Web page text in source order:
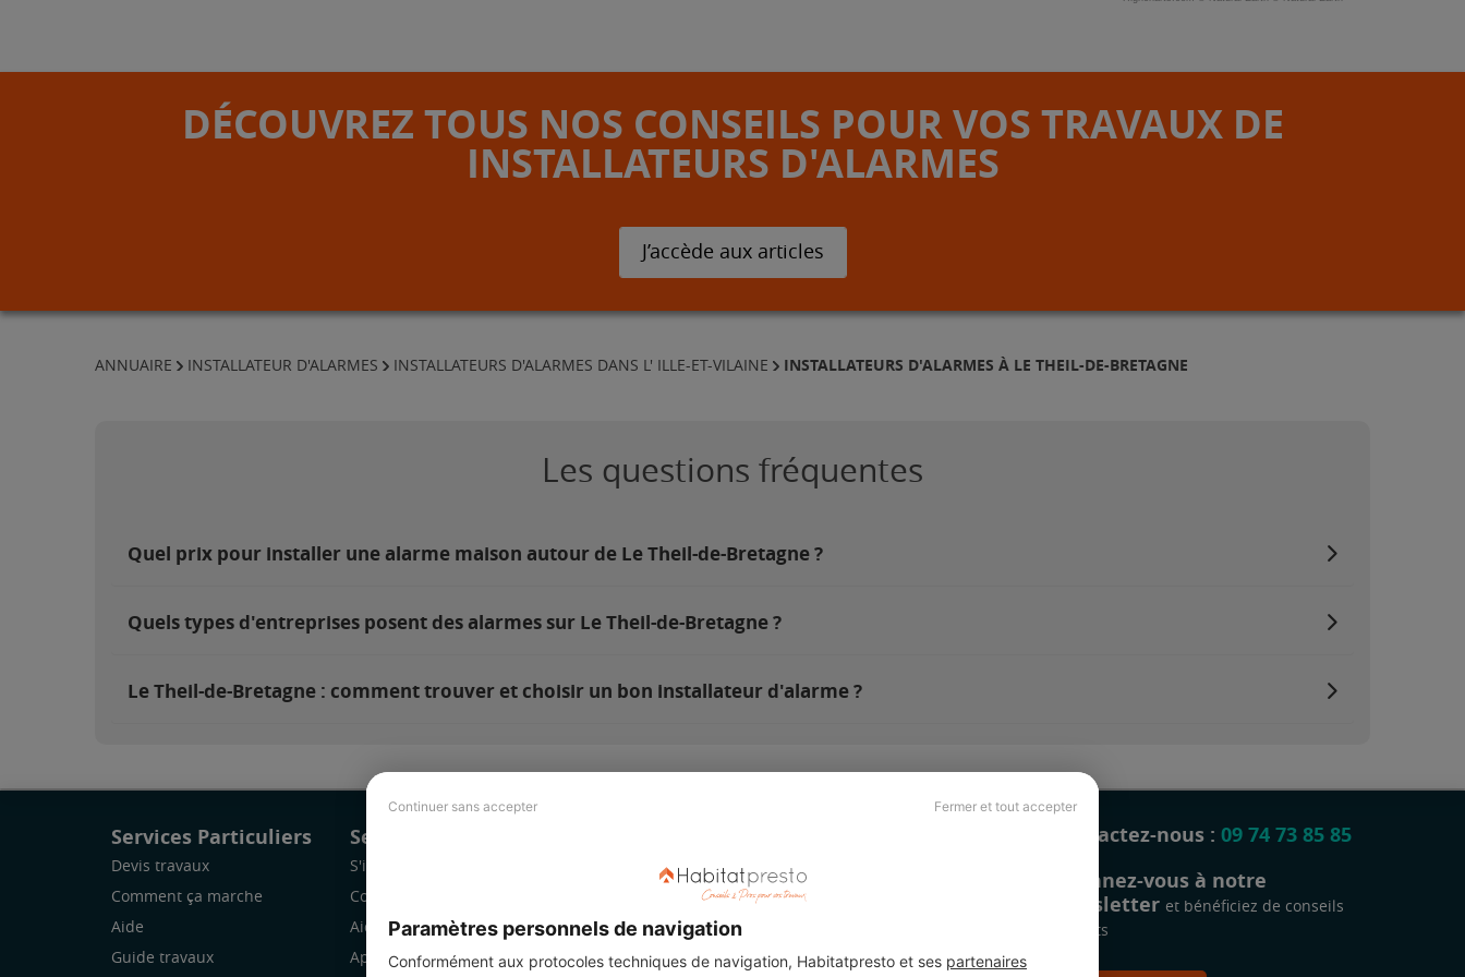
Continuer sans accepter Fermer et tout accepter
Paramètres personnels de navigation
Conformément aux protocoles techniques de navigation, Habitatpresto et ses partenaires
DÉCOUVREZ TOUS NOS CONSEILS POUR VOS TRAVAUX DE
INSTALLATEURS D'ALARMES
J’accède aux articles
ANNUAIRE INSTALLATEUR D'ALARMES INSTALLATEURS D'ALARMES DANS L' ILLE-ET-VILAINE INSTALLATEURS D'ALARMES À LE THEIL-DE-BRETAGNE
Les questions fréquentes
Quel prix pour installer une alarme maison autour de Le Theil-de-Bretagne ?
Quels types d'entreprises posent des alarmes sur Le Theil-de-Bretagne ?
Le Theil-de-Bretagne : comment trouver et choisir un bon installateur d'alarme ?
Services Particuliers
Devis travaux
Comment ça marche
Aide
Guide travaux
Services Pro
S'inscrire
Comment ça marche
Aide
Application Mobile
Revue de presse
Légal
Contactez-nous : 09 74 73 85 85
Abonnez-vous à notre
newsletter et bénéficiez de conseils
gratuits